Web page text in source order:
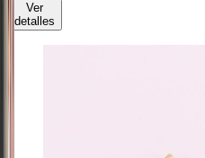
Ver
detalles